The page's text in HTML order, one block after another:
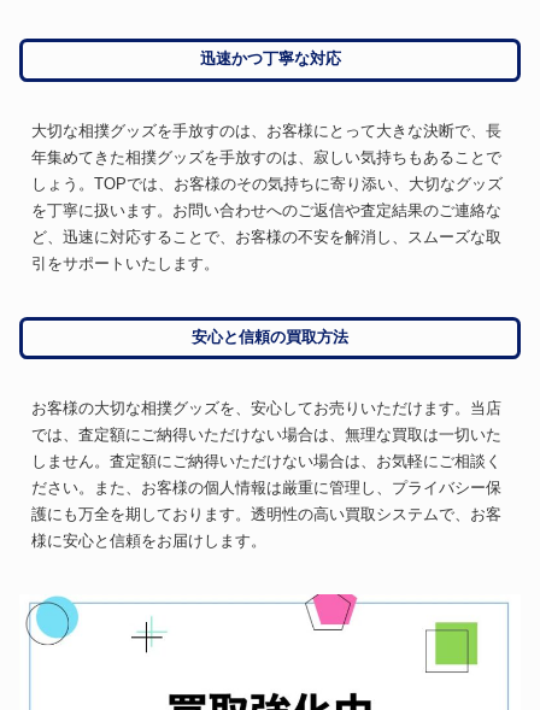
迅速かつ丁寧な対応
大切な相撲グッズを手放すのは、お客様にとって大きな決断で、長
年集めてきた相撲グッズを手放すのは、寂しい気持ちもあることで
しょう。TOPでは、お客様のその気持ちに寄り添い、大切なグッズ
を丁寧に扱います。お問い合わせへのご返信や査定結果のご連絡な
ど、迅速に対応することで、お客様の不安を解消し、スムーズな取
引をサポートいたします。
安心と信頼の買取方法
お客様の大切な相撲グッズを、安心してお売りいただけます。当店
では、査定額にご納得いただけない場合は、無理な買取は一切いた
しません。査定額にご納得いただけない場合は、お気軽にご相談く
ださい。また、お客様の個人情報は厳重に管理し、プライバシー保
護にも万全を期しております。透明性の高い買取システムで、お客
様に安心と信頼をお届けします。